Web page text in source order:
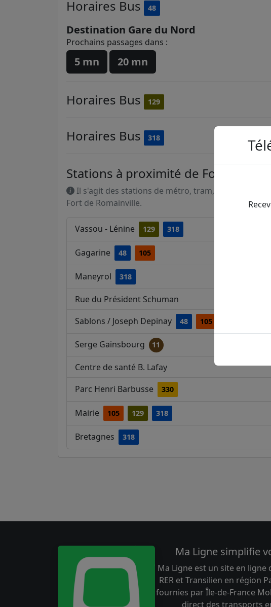
Horaires Bus 48
Destination Gare du Nord
Prochains passages dans :
5 mn 20 mn
Horaires Bus 129
Horaires Bus 318
Stations à proximité de Fort de
Il s'agit des stations de métro, tram, RER et
Fort de Romainville.
Vassou - Lénine 129 318
Gagarine 48 105
Maneyrol 318
Rue du Président Schuman
Sablons / Joseph Depinay 48 105
Serge Gainsbourg 11
Centre de santé B. Lafay
Parc Henri Barbusse 330
Mairie 105 129 318
Bretagnes 318
Ma Ligne simplifie
Ma Ligne est un site en
RER et Transilien en région
fournies par Île-de-France
direct des transports